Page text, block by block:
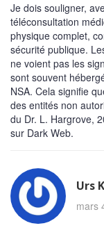
Je dois souligner,
téléconsultation
physique complet,
sécurité publique.
ne voient pas les
sont souvent
NSA. Cela signifie
des entités non
du Dr. L. Hargrove,
sur Dark Web.
Urs
mars